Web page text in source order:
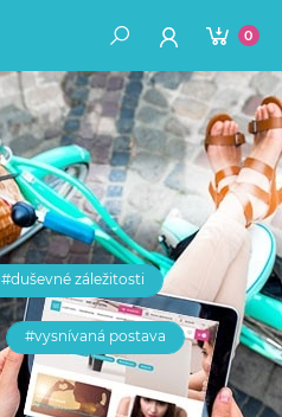
0
#duševné záležitosti
#vysnívaná postava